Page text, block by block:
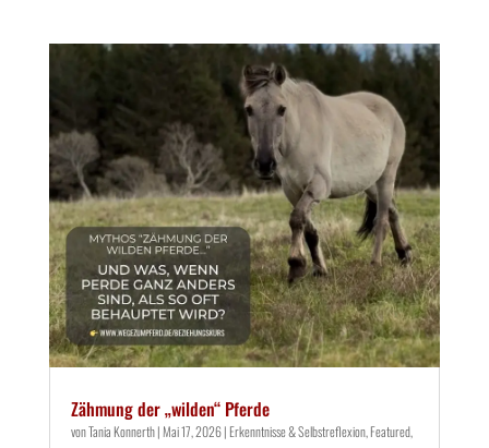
Zähmung der „wilden“ Pferde
vonTania Konnerth|Mai 17, 2026|Erkenntnisse & Selbstreflexion,Featured,